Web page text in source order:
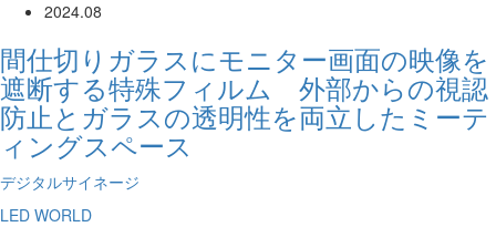
2024.08
間仕切りガラスにモニター画面の映像を
遮断する特殊フィルム 外部からの視認
防止とガラスの透明性を両立したミーテ
ィングスペース
デジタルサイネージ
LED WORLD